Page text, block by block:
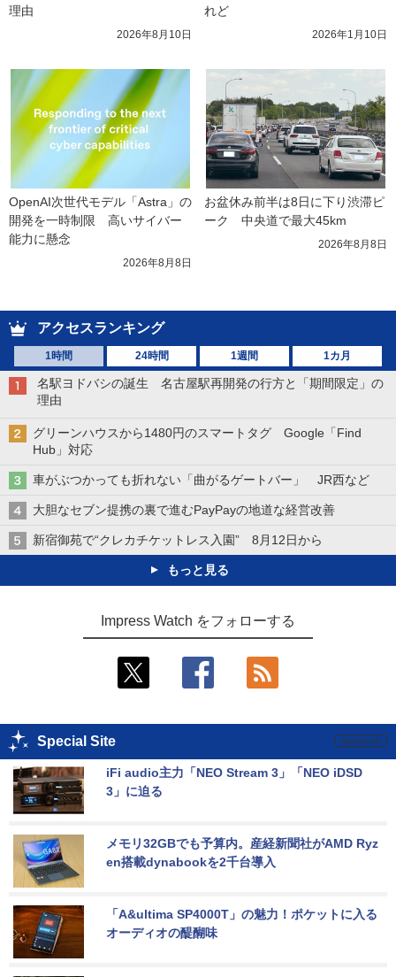
理由
2026年8月10日
れど
2026年1月10日
OpenAI次世代モデル「Astra」の
開発を一時制限　高いサイバー
能力に懸念
2026年8月8日
お盆休み前半は8日に下り渋滞ピ
ーク　中央道で最大45km
2026年8月8日
アクセスランキング
1時間 24時間 1週間 1カ月
名駅ヨドバシの誕生 名古屋駅再開発の行方と「期間限定」の
理由
グリーンハウスから1480円のスマートタグ Google「Find
Hub」対応
車がぶつかっても折れない「曲がるゲートバー」 JR西など
大胆なセブン提携の裏で進むPayPayの地道な経営改善
新宿御苑で“クレカチケットレス入園” 8月12日から
もっと見る
Impress Watch をフォローする
Special Site
iFi audio主力「NEO Stream 3」「NEO iDSD
3」に迫る
メモリ32GBでも予算内。産経新聞社がAMD Ryz
en搭載dynabookを2千台導入
「A&ultima SP4000T」の魅力！ポケットに入る
オーディオの醍醐味